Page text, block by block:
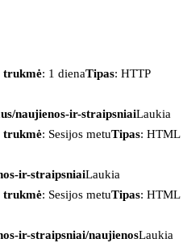
trukmė: 1 dienaTipas: HTTP
naujienos-ir-straipsniaiLaukia
trukmė: Sesijos metuTipas: HTML
ir-straipsniaiLaukia
trukmė: Sesijos metuTipas: HTML
ir-straipsniai/naujienosLaukia